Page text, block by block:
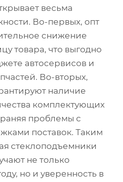
весьма
Во-первых, опт
снижение
товара, что выгодно
автосервисов и
Во-вторых,
наличие
комплектующих
проблемы с
поставок. Таким
стеклоподъемники
не только
но и уверенность в